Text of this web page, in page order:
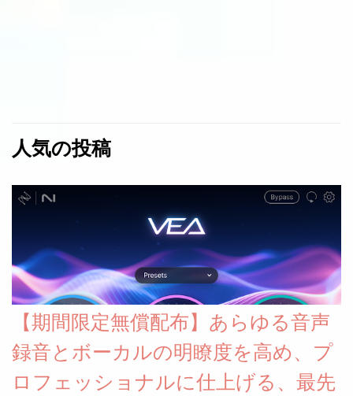
人気の投稿
【期間限定無償配布】あらゆる音声
録音とボーカルの明瞭度を高め、プ
ロフェッショナルに仕上げる、最先